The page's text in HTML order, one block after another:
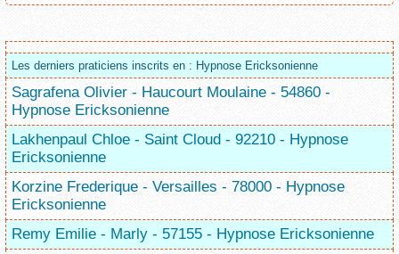
Les derniers praticiens inscrits en : Hypnose Ericksonienne
Sagrafena Olivier - Haucourt Moulaine - 54860 -
Hypnose Ericksonienne
Lakhenpaul Chloe - Saint Cloud - 92210 - Hypnose
Ericksonienne
Korzine Frederique - Versailles - 78000 - Hypnose
Ericksonienne
Remy Emilie - Marly - 57155 - Hypnose Ericksonienne